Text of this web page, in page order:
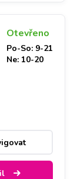
Otevřeno
Po-So: 9-21
Ne: 10-20